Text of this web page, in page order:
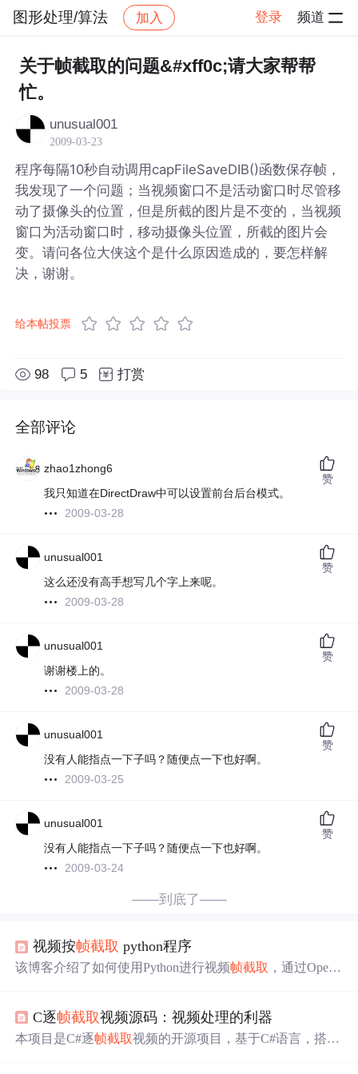
图形处理/算法 加入 登录 频道
社区 图形处理/算法 帖子详情
关于帧截取的问题&#xff0c;请大家帮帮
忙。
unusual001
2009-03-23
程序每隔10秒自动调用capFileSaveDIB()函数保存帧，
我发现了一个问题；当视频窗口不是活动窗口时尽管移
动了摄像头的位置，但是所截的图片是不变的，当视频
窗口为活动窗口时，移动摄像头位置，所截的图片会
变。请问各位大侠这个是什么原因造成的，要怎样解
决，谢谢。
给本帖投票
98 5 打赏
全部评论
zhao1zhong6
我只知道在DirectDraw中可以设置前台后台模式。
2009-03-28
赞
unusual001
这么还没有高手想写几个字上来呢。
2009-03-28
赞
unusual001
谢谢楼上的。
2009-03-28
赞
unusual001
没有人能指点一下子吗？随便点一下也好啊。
2009-03-25
赞
unusual001
没有人能指点一下子吗？随便点一下也好啊。
2009-03-24
赞
——到底了——
视频按帧截取 python程序
该博客介绍了如何使用Python进行视频帧截取 ，通过Open
初学者参考学习。
C逐帧截取视频源码：视频处理的利器
本项目是C#逐帧截取视频的开源项目，基于C#语言，搭配